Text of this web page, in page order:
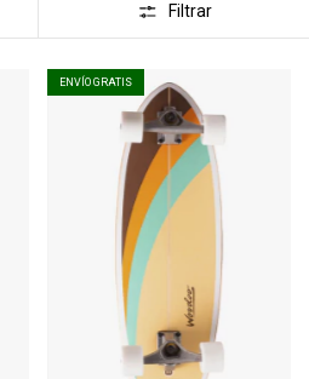
Filtrar
ENVÍO GRATIS